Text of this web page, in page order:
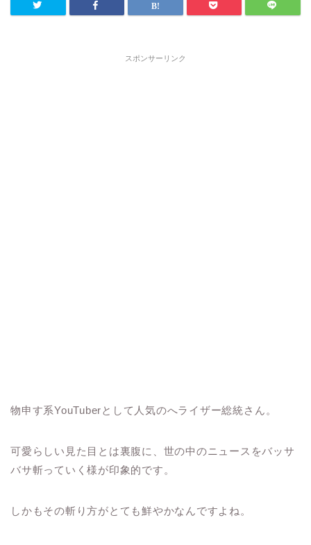
スポンサーリンク
物申す系YouTuberとして人気のへライザー総統さん。
可愛らしい見た目とは裏腹に、世の中のニュースをバッサ
バサ斬っていく様が印象的です。
しかもその斬り方がとても鮮やかなんですよね。